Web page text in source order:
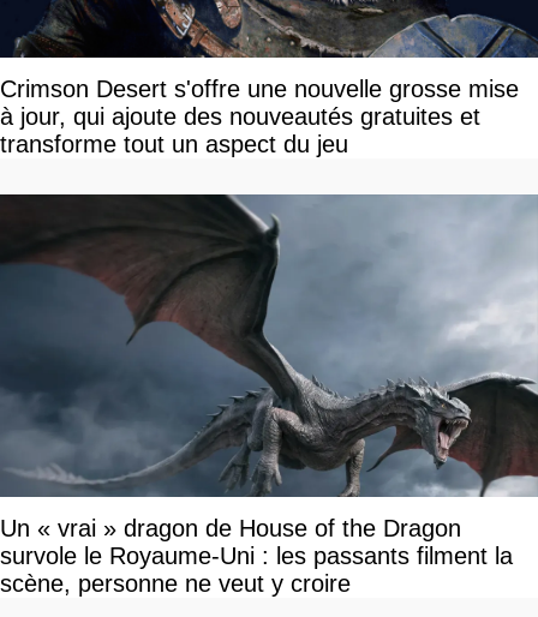
Crimson Desert s'offre une nouvelle grosse mise
à jour, qui ajoute des nouveautés gratuites et
transforme tout un aspect du jeu
Un « vrai » dragon de House of the Dragon
survole le Royaume-Uni : les passants filment la
scène, personne ne veut y croire